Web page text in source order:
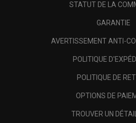
STATUT DE LA
GARANTIE
AVERTISSEMENT ANTI-
POLITIQUE
POLITIQUE DE
OPTIONS DE
TROUVER UN